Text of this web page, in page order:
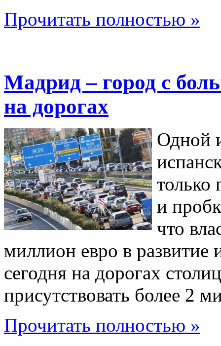
Прочитать полностью »
Мадрид – город с
на дорогах
Одной
только
и
что
миллион евро в
сегодня на дорогах
присутствовать более 2
Прочитать полностью »